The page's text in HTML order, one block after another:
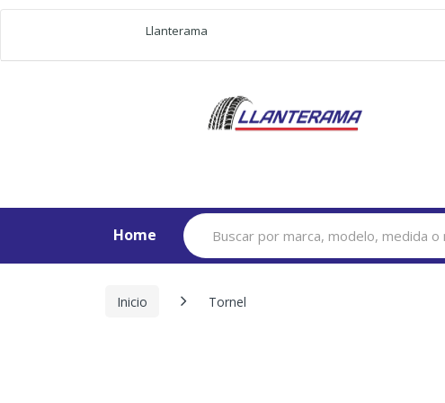
Llanterama
Home
Search
for:
Inicio Tornel